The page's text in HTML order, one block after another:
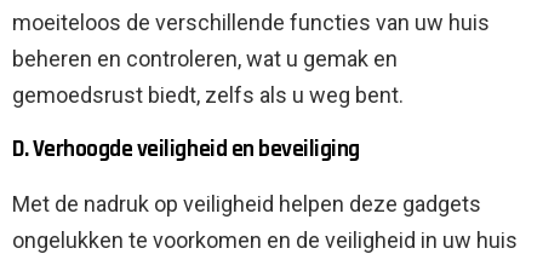
moeiteloos de verschillende functies van uw huis
beheren en controleren, wat u gemak en
gemoedsrust biedt, zelfs als u weg bent.
D. Verhoogde veiligheid en beveiliging
Met de nadruk op veiligheid helpen deze gadgets
ongelukken te voorkomen en de veiligheid in uw huis